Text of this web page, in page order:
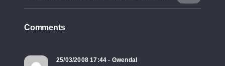
Comments
25/03/2008 17:44 - Gwendal